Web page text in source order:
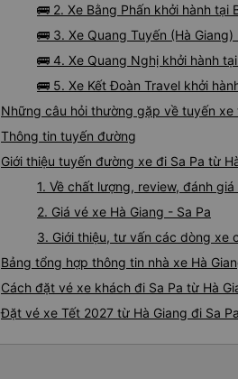
🚌 2. Xe Bằng Phấn khởi hành tại
🚌 3. Xe Quang Tuyến (Hà
🚌 4. Xe Quang Nghị khởi hành
🚌 5. Xe Kết Đoàn Travel khởi
Những câu hỏi thường gặp về tuyến xe
Thông tin tuyến đường
Giới thiệu tuyến đường xe đi Sa Pa từ
1. Về chất lượng, review, đánh
2. Giá vé xe Hà Giang - Sa Pa
3. Giới thiệu, tư vấn các dòng xe
Bảng tổng hợp thông tin nhà xe Hà
Cách đặt vé xe khách đi Sa Pa từ Hà
Đặt vé xe Tết 2027 từ Hà Giang đi Sa Pa